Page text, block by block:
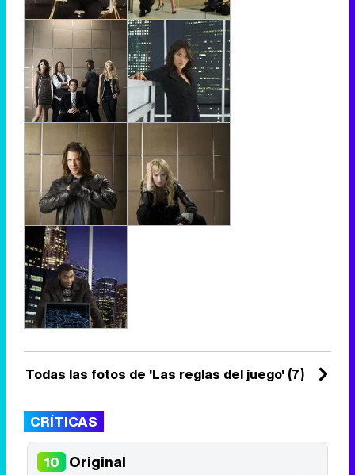
Todas las fotos de 'Las reglas del juego' (7)
CRÍTICAS
10 Original